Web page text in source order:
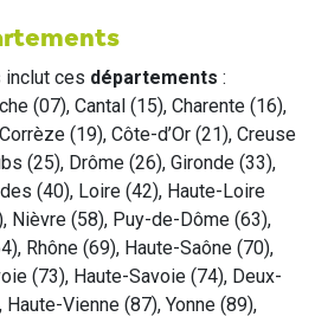
inclut ces départements :
(07), Cantal (15), Charente (16),
(19), Côte-d’Or (21), Creuse
(25), Drôme (26), Gironde (33),
(40), Loire (42), Haute-Loire
Nièvre (58), Puy-de-Dôme (63),
Rhône (69), Haute-Saône (70),
(73), Haute-Savoie (74), Deux-
Vienne (87), Yonne (89),